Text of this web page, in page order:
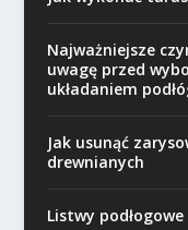
Najważniejsze
uwagę przed
układaniem
Jak usunąć
drewnianych
Listwy